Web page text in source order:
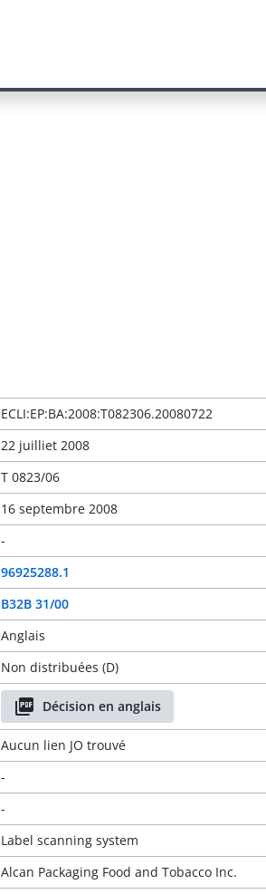
ECLI:EP:BA:2008:T082306.20080722
22 juilliet 2008
T 0823/06
16 septembre 2008
-
96925288.1
B32B 31/00
Anglais
Non distribuées (D)
Décision en anglais
Aucun lien JO trouvé
-
-
Label scanning system
Alcan Packaging Food and Tobacco Inc.